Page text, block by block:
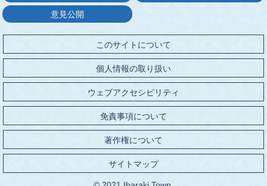
意見公開
このサイトについて
個人情報の取り扱い
ウェブアクセシビリティ
免責事項について
著作権について
サイトマップ